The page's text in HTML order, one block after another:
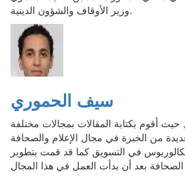
وزير الأوقاف والشؤون الدينية.
سيف الحموري
أقوم بكتابة المقالات بمجالات مختلفة
من الخبرة في مجال الإعلام والصحافة
في التسويق كما قد قمت بتطوير